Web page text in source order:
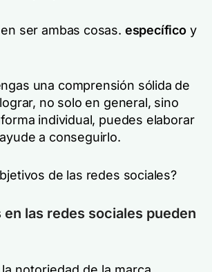
ser ambas cosas. específicoy
una comprensión sólida de
no solo en general, sino
individual, puedes elaborar
a conseguirlo.
de las redes sociales?
las redes sociales pueden